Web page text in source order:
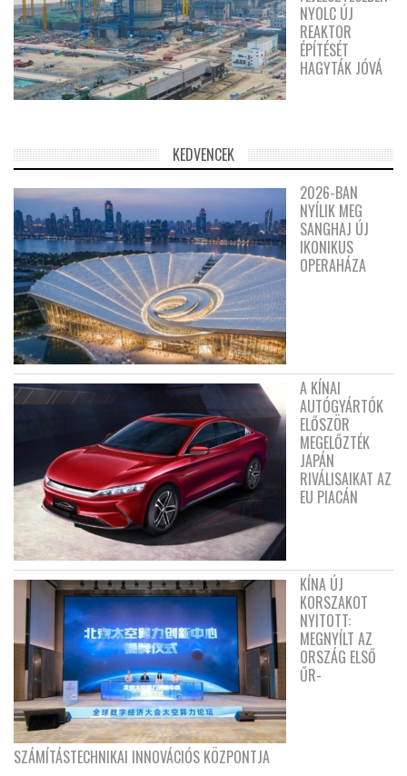
NYOLC ÚJ
REAKTOR
ÉPÍTÉSÉT
HAGYTÁK JÓVÁ
KEDVENCEK
2026-BAN
NYÍLIK MEG
SANGHAJ ÚJ
IKONIKUS
OPERAHÁZA
A KÍNAI
AUTÓGYÁRTÓK
ELŐSZÖR
MEGELŐZTÉK
JAPÁN
RIVÁLISAIKAT AZ
EU PIACÁN
KÍNA ÚJ
KORSZAKOT
NYITOTT:
MEGNYÍLT AZ
ORSZÁG ELSŐ
ŰR-
SZÁMÍTÁSTECHNIKAI INNOVÁCIÓS KÖZPONTJA